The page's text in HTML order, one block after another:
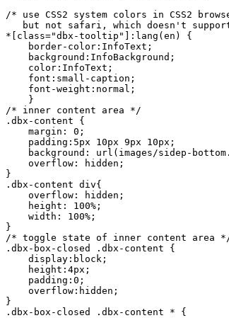
/* use CSS2 system colors in CSS2
but not safari, which doesn't
*[class="dbx-tooltip"]:lang(en) {
    border-color:InfoText;
    background:InfoBackground;
    color:InfoText;
    font:small-caption;
    font-weight:normal;
    }
/* inner content area */
.dbx-content {
    margin: 0;
    padding:5px 10px 9px 10px;
background: url(images/sidep-
    overflow: hidden;
}
.dbx-content div{
    overflow: hidden;
    height: 100%;
    width: 100%;
}
/* toggle state of inner content area
.dbx-box-closed .dbx-content {
    display:block;
    height:4px;
    padding:0;
    overflow:hidden;
}
.dbx-box-closed .dbx-content * {